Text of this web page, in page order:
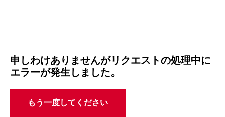
申しわけありませんがリクエストの処理中に
エラーが発生しました。
もう一度してください